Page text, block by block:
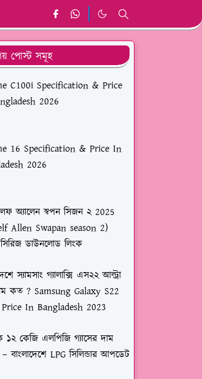
পোস্ট সমূহ
C100i Specification & Price
2026
16 Specification & Price In
2026
অ্যালেন স্বপন সিজন ২ 2025
Allen Swapan season 2)
ডাউনলোড লিংক
স্যামসাং গ্যালাক্সি এস২২ আল্ট্রা
কত ? Samsung Galaxy S22
In Bangladesh 2023
কেজি এলপিজি গ্যাসের দাম
বাংলাদেশে LPG সিলিন্ডার আপডেট